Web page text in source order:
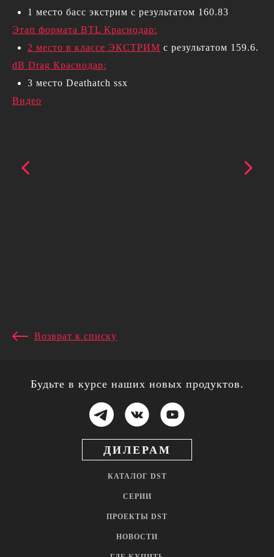
Возврат к списку
1 место басс экстрим с результатом 160.83
Этап формата BTL Краснодар:
2 место в классе ЭКСТРИМ с результатом 159.6.
dB Drag Краснодар:
3 место Deathatch ssx
Видео
Будьте в курсе наших новых продуктов.
ДИЛЕРАМ
КАТАЛОГ DST
СЕРИИ
ПРОЕКТЫ DST
НОВОСТИ